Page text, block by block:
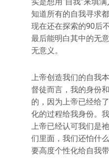
知道所有的自我寻求
现在还在探索的90后
最后能明白其中的无
无意义。
上帝创造我们的自我
督徒而言，我的身份
的，因为上帝已经给
化的过程给我身份。
上帝已经认可我们是
们里面，我们还怕什
要高度个性化给自我带